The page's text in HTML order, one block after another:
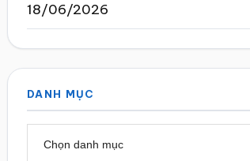
18/06/2026
DANH MỤC